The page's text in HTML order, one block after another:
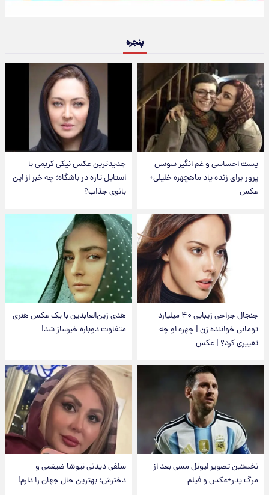
پنجره
پست احساسی و غم انگیز سوسن
پرور برای زنده یاد ماهچهره خلیلی+
عکس
جدیدترین عکس نیکی کریمی با
استایل تازه در باشگاه؛ چه خبر از این
بانوی جذاب؟
جنجال جراحی زیبایی ۴۰ میلیارد
تومانی خواننده زن | چهره او چه
تغییری کرد؟ | عکس
هدی زین‌العابدین با یک عکس هنری
متفاوت دوباره خبرساز شد!
نخستین تصویر لیونل مسی بعد از
مرگ پدر+عکس و فیلم
سلفی دیدنی نیوشا ضیغمی و
دخترش؛ بهترین حال جهان را دارم!